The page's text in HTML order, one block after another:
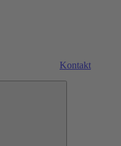
Kontakt